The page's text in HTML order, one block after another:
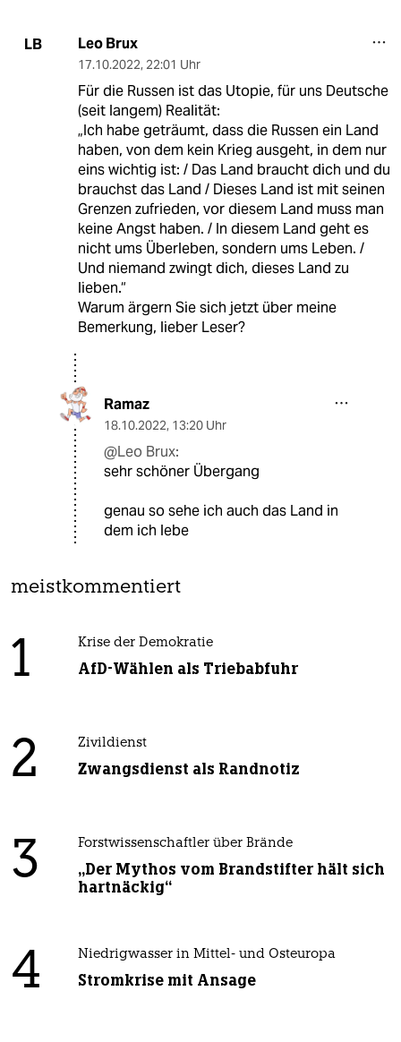
LB Leo Brux
17.10.2022, 22:01 Uhr
Für die Russen ist das Utopie, für uns Deutsche
(seit langem) Realität:
„Ich habe geträumt, dass die Russen ein Land
haben, von dem kein Krieg ausgeht, in dem nur
eins wichtig ist: / Das Land braucht dich und du
brauchst das Land / Dieses Land ist mit seinen
Grenzen zufrieden, vor diesem Land muss man
keine Angst haben. / In diesem Land geht es
nicht ums Überleben, sondern ums Leben. /
Und niemand zwingt dich, dieses Land zu
lieben.“
Warum ärgern Sie sich jetzt über meine
Bemerkung, lieber Leser?
Ramaz
18.10.2022, 13:20 Uhr
@Leo Brux:
sehr schöner Übergang
genau so sehe ich auch das Land in
dem ich lebe
meistkommentiert
1 Krise der Demokratie
AfD-Wählen als Triebabfuhr
2 Zivildienst
Zwangsdienst als Randnotiz
3 Forstwissenschaftler über Brände
„Der Mythos vom Brandstifter hält sich
hartnäckig“
4 Niedrigwasser in Mittel- und Osteuropa
Stromkrise mit Ansage